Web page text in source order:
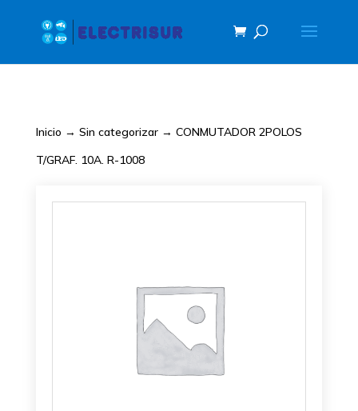
Inicio → Sin categorizar→ CONMUTADOR 2POLOS
T/GRAF. 10A. R-1008